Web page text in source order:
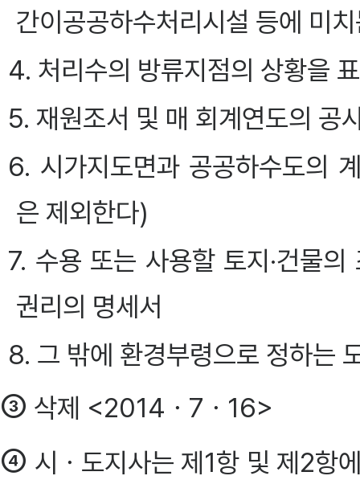
간이공공하수처리시설 등에 미
4. 처리수의 방류지점의 상황을
5. 재원조서 및 매 회계연도의 공
6. 시가지도면과 공공하수도의
은 제외한다)
7. 수용 또는 사용할 토지·건물
권리의 명세서
8. 그 밖에 환경부령으로 정하는
③ 삭제 <2014ㆍ7ㆍ16>
④ 시ㆍ도지사는 제1항 및 제2항